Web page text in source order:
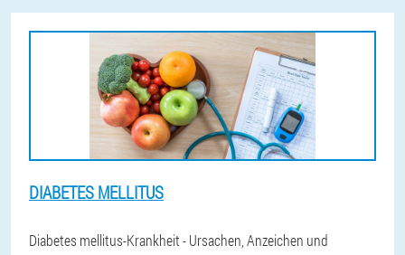
DIABETES MELLITUS
Diabetes mellitus-Krankheit - Ursachen, Anzeichen und